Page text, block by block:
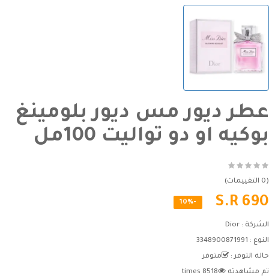
عطر ديور مس ديور بلومينغ
بوكيه او دو تواليت 100مل
(0 التقييمات)
S.R 690
-10%
الشركة : Dior
النوع : 3348900871991
حالة التوفر :
متوفر
تم مشاهدته
8518 times